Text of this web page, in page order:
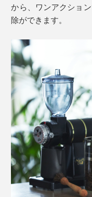
から、ワンアクショ
除ができます。